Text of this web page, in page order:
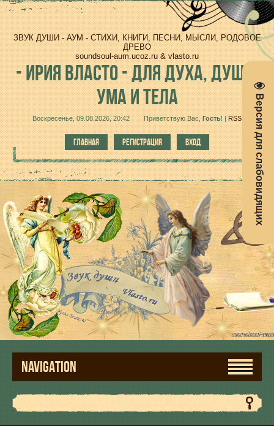
Версия для слабовидящих
ЗВУК ДУШИ - АУМ - СТИХИ, КНИГИ, ПЕСНИ, МЫСЛИ, РОДОВОЕ
ДРЕВО
soundsoul-aum.ucoz.ru & vlasto.ru
-ИРИЯ ВЛАСТО - ДЛЯ ДУХА, ДУШИ,
УМА И ТЕЛА
Воскресенье, 09.08.2026, 20:42 Приветствую Вас Гость! | RSS
ГЛАВНАЯ РЕГИСТРАЦИЯ ВХОД
NAVIGATION